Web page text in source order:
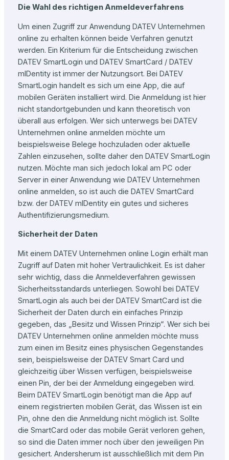
Die Wahl des richtigen Anmeldeverfahrens
Um einen Zugriff zur Anwendung DATEV Unternehmen
online zu erhalten können beide Verfahren genutzt
werden. Ein Kriterium für die Entscheidung zwischen
DATEV SmartLogin und DATEV SmartCard / DATEV
mIDentity ist immer der Nutzungsort. Bei DATEV
SmartLogin handelt es sich um eine App, die auf
mobilen Geräten installiert wird. Die Anmeldung ist hier
nicht standortgebunden und kann theoretisch von
überall aus erfolgen. Wer sich unterwegs bei DATEV
Unternehmen online anmelden möchte um
beispielsweise Belege hochzuladen oder aktuelle
Zahlen einzusehen, sollte daher den DATEV SmartLogin
nutzen. Möchte man sich jedoch lokal am PC oder
Server in einer Anwendung wie DATEV Unternehmen
online anmelden, so ist auch die DATEV SmartCard
bzw. der DATEV mIDentity ein gutes und sicheres
Authentifizierungsmedium.
Sicherheit der Daten
Mit einem DATEV Unternehmen online Login erhält man
Zugriff auf Daten mit hoher Vertraulichkeit. Es ist daher
sehr wichtig, dass die Anmeldeverfahren gewissen
Sicherheitsstandards unterliegen. Sowohl bei DATEV
SmartLogin als auch bei der DATEV SmartCard ist die
Sicherheit der Daten durch ein einfaches Prinzip
gegeben, das „Besitz und Wissen Prinzip“. Wer sich bei
DATEV Unternehmen online anmelden möchte muss
zum einen im Besitz eines physischen Gegenstandes
sein, beispielsweise der DATEV Smart Card und
gleichzeitig über Wissen verfügen, beispielsweise
einen Pin, der bei der Anmeldung eingegeben wird.
Beim DATEV SmartLogin benötigt man die App auf
einem registrierten mobilen Gerät, das Wissen ist ein
Pin, ohne den die Anmeldung nicht möglich ist. Sollte
die SmartCard oder das mobile Gerät verloren gehen,
so sind die Daten immer noch über den jeweiligen Pin
gesichert. Andersherum ist ausschließlich mit dem Pin